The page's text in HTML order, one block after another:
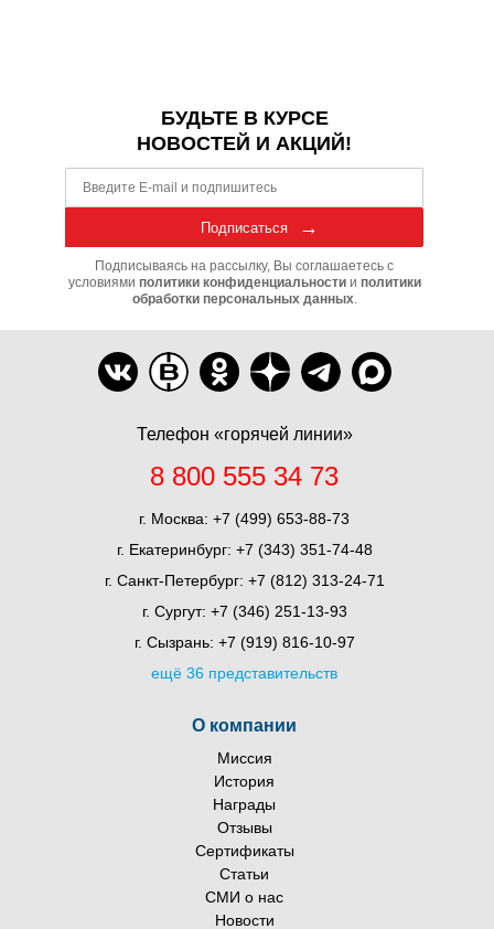
О компании
Миссия
История
Награды
Отзывы
Сертификаты
Статьи
СМИ о нас
Новости
Телефон «горячей линии»
8 800 555 34 73
г. Москва: +7 (499) 653-88-73
г. Екатеринбург: +7 (343) 351-74-48
г. Санкт-Петербург: +7 (812) 313-24-71
г. Сургут: +7 (346) 251-13-93
г. Сызрань: +7 (919) 816-10-97
ещё 36 представительств
БУДЬТЕ В КУРСЕ
НОВОСТЕЙ И АКЦИЙ!
Подписаться
Подписываясь на рассылку, Вы соглашаетесь с
условиями политики конфиденциальностии политики
обработки персональных данных.